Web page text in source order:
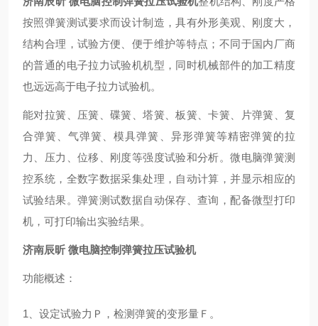
按照弹簧测试要求而设计制造，具有外形美观、刚度大，
结构合理，试验方便、便于维护等特点；不同于国内厂商
的普通的电子拉力试验机机型，同时机械部件的加工精度
也远远高于电子拉力试验机。
能对拉簧、压簧、碟簧、塔簧、板簧、卡簧、片弹簧、复
合弹簧、气弹簧、模具弹簧、异形弹簧等精密弹簧的拉
力、压力、位移、刚度等强度试验和分析。微电脑弹簧测
控系统，全数字数据采集处理，自动计算，并显示相应的
试验结果。弹簧测试数据自动保存、查询，配备微型打印
机，可打印输出实验结果。
济南辰昕 微电脑控制弹簧拉压试验机
功能概述：
1、设定试验力Ｐ，检测弹簧的变形量Ｆ。